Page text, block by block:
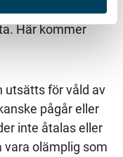
ska
Här kommer
utsätts för våld av
pågår eller
inte åtalas eller
olämplig som